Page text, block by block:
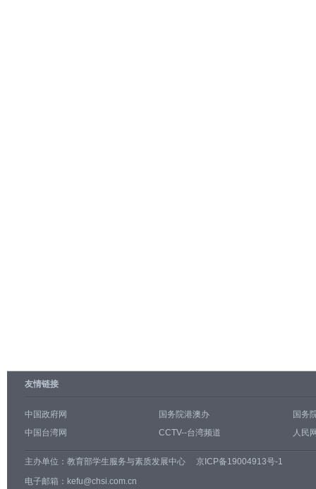
友情链接
中国政府网 国务院港澳办
国务
中国台湾网
CCTV--台湾频道 人民
主办单位： 教育部学生服务与素质发展中心
京ICP备19004913号-1
电子邮箱：kefu@chsi.com.cn